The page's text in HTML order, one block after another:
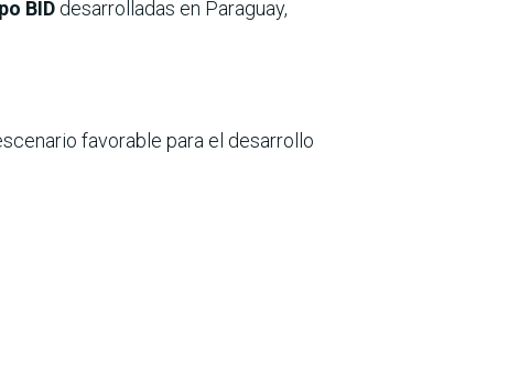
BID desarrolladas en Paraguay,
favorable para el desarrollo